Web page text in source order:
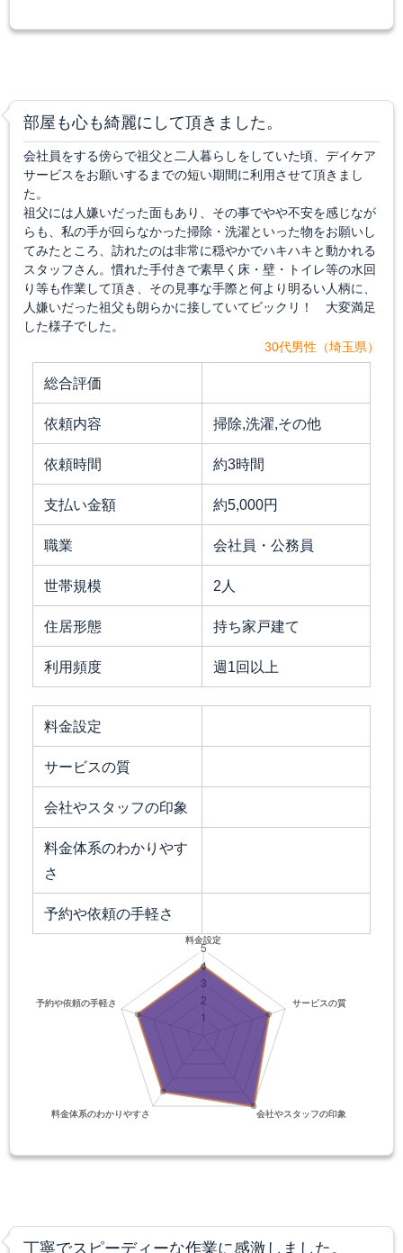
部屋も心も綺麗にして頂きました。
会社員をする傍らで祖父と二人暮らしをしていた頃、デイケア
サービスをお願いするまでの短い期間に利用させて頂きまし
た。
祖父には人嫌いだった面もあり、その事でやや不安を感じなが
らも、私の手が回らなかった掃除・洗濯といった物をお願いし
てみたところ、訪れたのは非常に穏やかでハキハキと動かれる
スタッフさん。慣れた手付きで素早く床・壁・トイレ等の水回
り等も作業して頂き、その見事な手際と何より明るい人柄に、
人嫌いだった祖父も朗らかに接していてビックリ！ 大変満足
した様子でした。
30代男性（埼玉県）
総合評価
依頼内容 掃除,洗濯,その他
依頼時間 約3時間
支払い金額 約5,000円
職業 会社員・公務員
世帯規模 2人
住居形態 持ち家戸建て
利用頻度 週1回以上
料金設定
サービスの質
会社やスタッフの印象
料金体系のわかりやす
さ
予約や依頼の手軽さ
丁寧でスピーディーな作業に感激しました。